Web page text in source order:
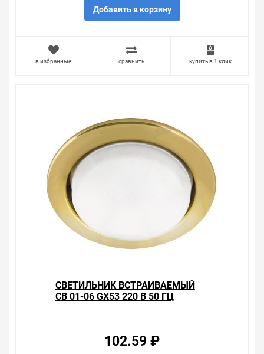
особенностях товара, который вы собираетесь купить.
Мы всегда рады помочь, посоветовать, рассказать
Свяжитесь с нами любым способом, который для вас
наиболее удобен. С удовольствием ответим на все
Добавить в корзину
в избранные сравнить купить в 1 клик
СВЕТИЛЬНИК ВСТРАИВАЕМЫЙ
СВ 01-06 GX53 220 В 50 ГЦ
102.59 ₽